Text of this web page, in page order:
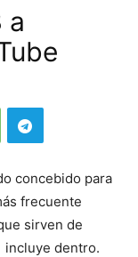
a
concebido para
frecuente
sirven de
incluye dentro.